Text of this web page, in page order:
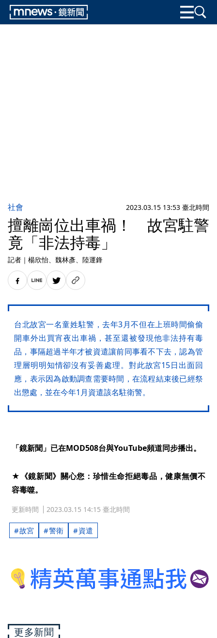
社會 2023.03.15 13:53 臺北時間
擅離崗位出車禍！ 故宮駐警
竟「非法持毒」
記者 ｜ 楊欣怡、魏林彥、陸運鋒
台北故宮一名童姓駐警，去年3月不但在上班時間偷偷
開車外出買宵夜出車禍，甚至還被發現他非法持有毒
品，事隔超過半年才被資遣讓前同事看不下去，認為管
理層明明知情卻沒有妥善處理。對此故宮15日出面回
應，表示因為啟動調查需要時間，在流程結束後已經祭
出懲處，並在今年1月資遣該名駐衛警。
「鏡新聞」已在MOD508台與YouTube頻道同步播出。
★《鏡新聞》關心您：珍惜生命拒絕毒品，健康無價不
容毒噬。
更新時間 2023.03.15 14:15 臺北時間
故宮 警衛 資遣
更多新聞